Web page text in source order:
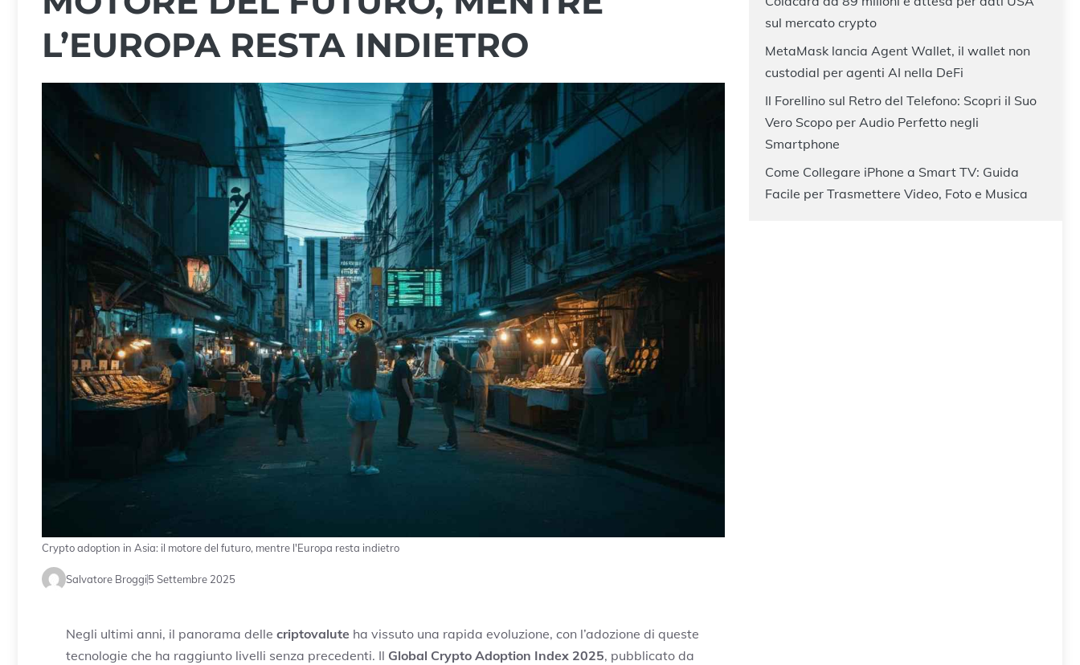
L’EUROPA RESTA INDIETRO
Crypto adoption in Asia: il motore del futuro, mentre l'Europa resta indietro
Salvatore Broggi5 Settembre 2025
Negli ultimi anni, il panorama delle criptovalute ha vissuto una rapida evoluzione, con l’adozione di queste
tecnologie che ha raggiunto livelli senza precedenti. Il Global Crypto Adoption Index 2025, pubblicato da
sul mercato crypto
MetaMask lancia Agent Wallet, il wallet non
custodial per agenti AI nella DeFi
Il Forellino sul Retro del Telefono: Scopri il Suo
Vero Scopo per Audio Perfetto negli
Smartphone
Come Collegare iPhone a Smart TV: Guida
Facile per Trasmettere Video, Foto e Musica